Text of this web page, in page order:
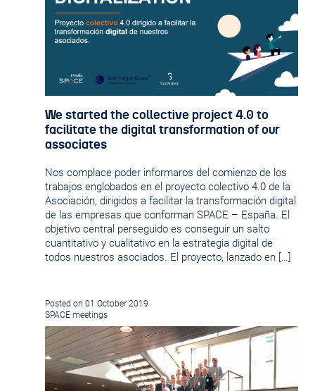
We started the collective project 4.0 to
facilitate the digital transformation of our
associates
Nos complace poder informaros del comienzo de los
trabajos englobados en el proyecto colectivo 4.0 de la
Asociación, dirigidos a facilitar la transformación digital
de las empresas que conforman SPACE – España. El
objetivo central perseguido es conseguir un salto
cuantitativo y cualitativo en la estrategia digital de
todos nuestros asociados. El proyecto, lanzado en […]
Posted on 01 October 2019
SPACE meetings